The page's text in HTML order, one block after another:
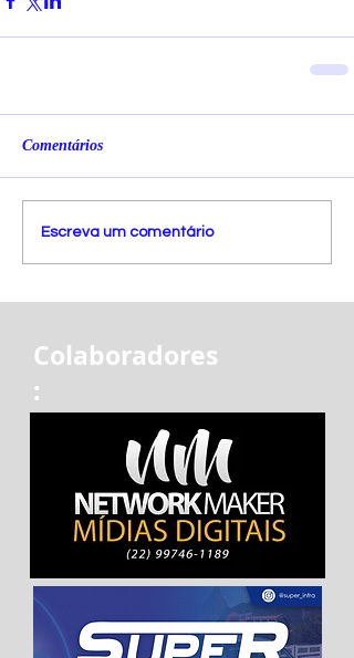
Comentários
Escreva um comentário
Colaboradores
: